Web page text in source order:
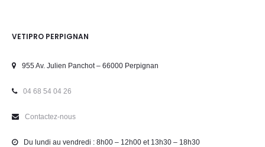
VETIPRO PERPIGNAN
955 Av. Julien Panchot – 66000 Perpignan
04 68 54 04 26
Contactez-nous
Du lundi au vendredi : 8h00 – 12h00 et 13h30 – 18h30